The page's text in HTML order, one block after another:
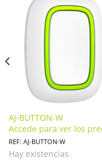
AJ-BUTTON-W
Accede para ver los
REF: AJ-BUTTON-W
Hay existencias